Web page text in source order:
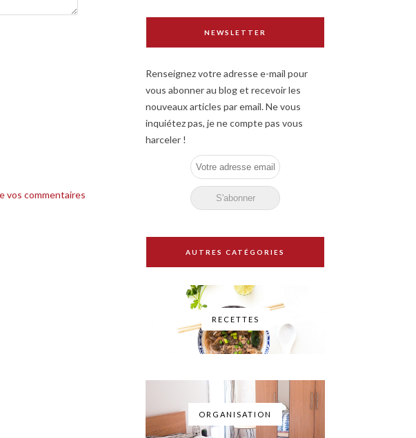
vos commentaires
NEWSLETTER
Renseignez votre adresse e-mail pour
vous abonner au blog et recevoir les
nouveaux articles par email. Ne vous
inquiétez pas, je ne compte pas vous
harceler !
AUTRES CATÉGORIES
RECETTES
ORGANISATION